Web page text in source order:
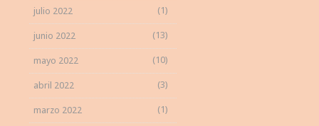
julio 2022 (1)
junio 2022 (13)
mayo 2022 (10)
abril 2022 (3)
marzo 2022 (1)